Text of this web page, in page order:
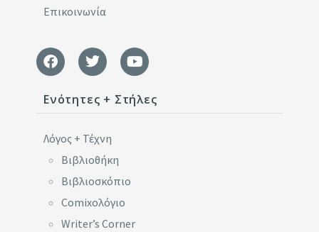
Επικοινωνία
Ενότητες + Στήλες
Λόγος + Τέχνη
Βιβλιοθήκη
Βιβλιοσκόπιο
Comixoλόγιο
Writer’s Corner